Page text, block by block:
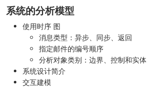
系统的分析模型
使用时序 图
消息类型：异步、同步、返回
指定邮件的编号顺序
分析对象类别：边界、控制和实体
系统设计简介
交互建模